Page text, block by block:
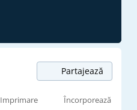
Partajează
Imprimare Încorporează